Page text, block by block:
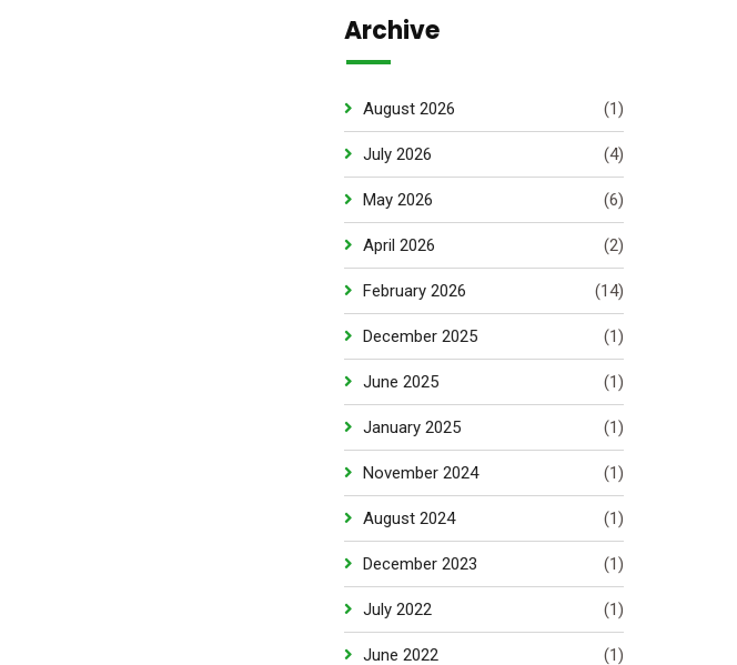
Archive
August 2026 (1)
July 2026 (4)
May 2026 (6)
April 2026 (2)
February 2026 (14)
December 2025 (1)
June 2025 (1)
January 2025 (1)
November 2024 (1)
August 2024 (1)
December 2023 (1)
July 2022 (1)
June 2022 (1)